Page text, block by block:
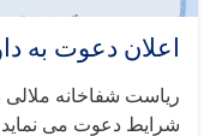
اعلان دعوت به
ریاست شفاخانه ملالی
شرایط دعوت می نماید